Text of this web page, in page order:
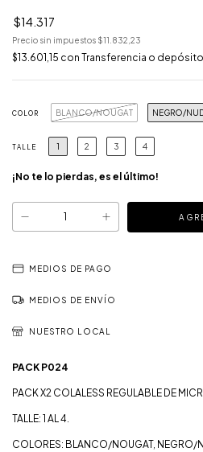
$14.317
Precio sin impuestos $11.832,23
$13.601,15 con Transferencia o depósito
COLOR BLANCO/NOUGAT NEGRO/
TALLE 1 2 3 4
¡No te lo pierdas, es el último!
MEDIOS DE PAGO
MEDIOS DE ENVÍO
NUESTRO LOCAL
PACK P024
PACK X2 COLALESS REGULABLE DE
TALLE: 1 AL 4.
COLORES: BLANCO/NOUGAT, NEGRO/